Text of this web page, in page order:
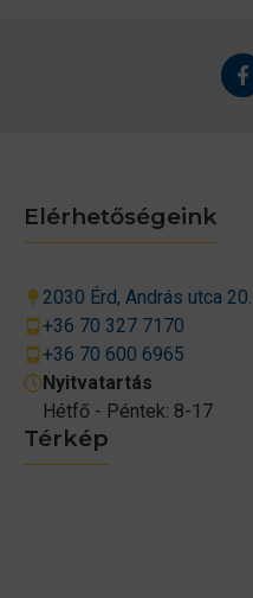
Térkép
Elérhetőségeink
2030 Érd, András utca 20.
+36 70 327 7170
+36 70 600 6965
Nyitvatartás
Hétfő - Péntek: 8-17